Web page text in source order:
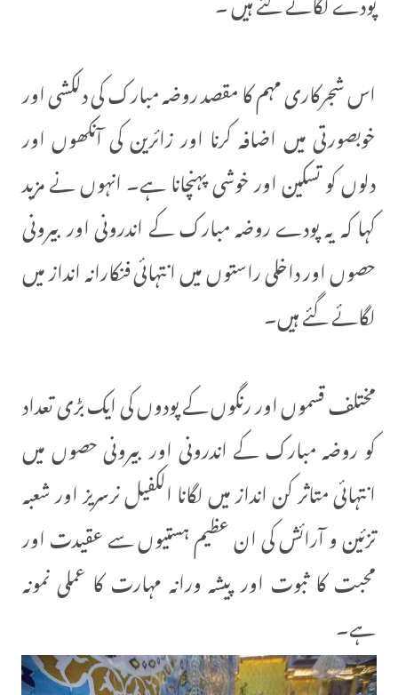
اس شجرکاری مہم کا مقصد روضہ مبارک کی دلکشی اور
خوبصورتی میں اضافہ کرنا اور زائرین کی آنکھوں اور
دلوں کو تسکین اور خوشی پہنچانا ہے۔ انہوں نے مزید
کہا کہ یہ پودے روضہ مبارک کے اندرونی اور بیرونی
حصوں اور داخلی راستوں میں انتہائی فنکارانہ انداز میں
لگائے گئے ہیں۔
مختلف قسموں اور رنگوں کے پودوں کی ایک بڑی تعداد
کو روضہ مبارک کے اندرونی اور بیرونی حصوں میں
انتہائی متاثر کن انداز میں لگانا الکفیل نرسریز اور شعبہ
تزئین و آرائش کی ان عظیم ہستیوں سے عقیدت اور
محبت کا ثبوت اور پیشہ ورانہ مہارت کا عملی نمونہ
ہے۔